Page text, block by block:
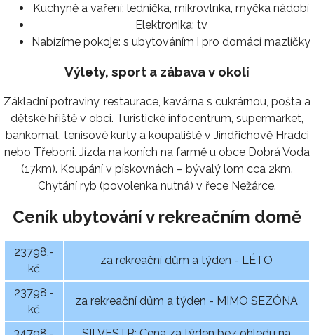
Kuchyně a vaření: lednička, mikrovlnka, myčka nádobí
Elektronika: tv
Nabízíme pokoje: s ubytováním i pro domácí mazlíčky
Výlety, sport a zábava v okolí
Základní potraviny, restaurace, kavárna s cukrárnou, pošta a
dětské hřiště v obci. Turistické infocentrum, supermarket,
bankomat, tenisové kurty a koupaliště v Jindřichově Hradci
nebo Třeboni. Jízda na koních na farmě u obce Dobrá Voda
(17km). Koupání v pískovnách – bývalý lom cca 2km.
Chytání ryb (povolenka nutná) v řece Nežárce.
Ceník ubytování v rekreačním domě
23798,-
kč
za rekreační dům a týden - LÉTO
23798,-
kč
za rekreační dům a týden - MIMO SEZÓNA